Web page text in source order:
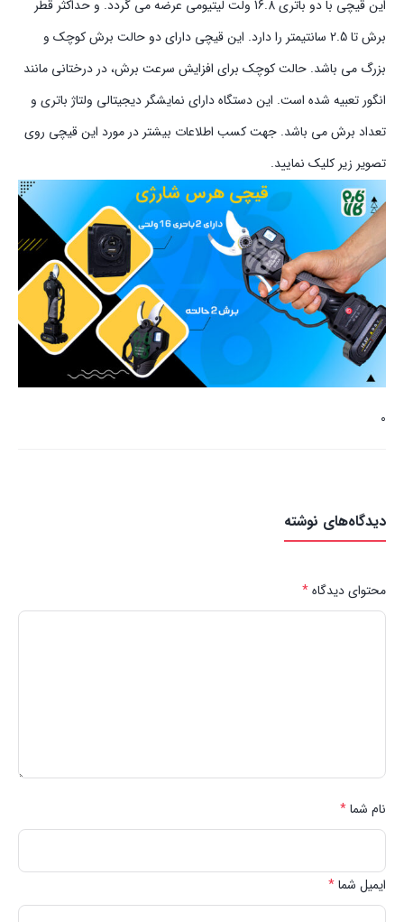
این قیچی با دو باتری 16.8 ولت لیتیومی عرضه می گردد. و حداکثر قطر
برش تا 2.5 سانتیمتر را دارد. این قیچی دارای دو حالت برش کوچک و
بزرگ می باشد. حالت کوچک برای افزایش سرعت برش، در درختانی مانند
انگور تعبیه شده است. این دستگاه دارای نمایشگر دیجیتالی ولتاژ باتری و
تعداد برش می باشد. جهت کسب اطلاعات بیشتر در مورد این قیچی روی
تصویر زیر کلیک نمایید.
0
دیدگاه‌های نوشته
محتوای دیدگاه*
نام شما*
ایمیل شما*